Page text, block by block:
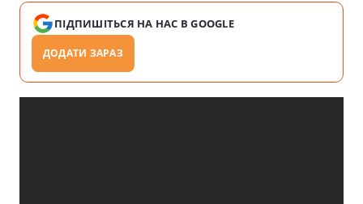
ПІДПИШІТЬСЯ НА НАС В GOOGLE
ДОДАТИ ЗАРАЗ